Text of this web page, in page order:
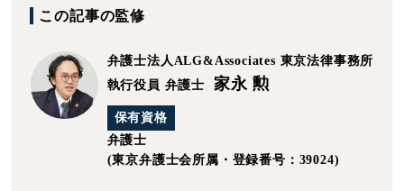
この記事の監修
弁護士法人ALG&Associates 東京法律事務所
執行役員 弁護士
家永 勲
保有資格
弁護士
(東京弁護士会所属・登録番号：39024)